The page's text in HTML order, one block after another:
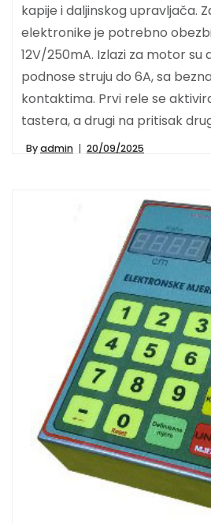
kapije i daljinskog upravljača.
elektronike je potrebno
12V/250mA. Izlazi za motor su
podnose struju do 6A, sa
kontaktima. Prvi rele se
tastera, a drugi na pritisak
Byadmin 20/09/2025